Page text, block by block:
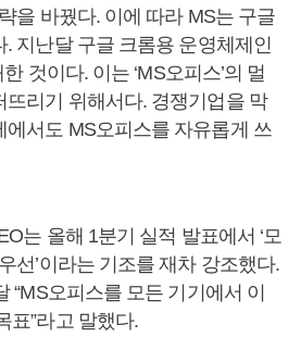
을 바꿨다. 이에 따라 MS는 구글
지난달 구글 크롬용 운영체제인
것이다. 이는 ‘MS오피스’의 멀
뜨리기 위해서다. 경쟁기업을 막
에서도 MS오피스를 자유롭게 쓰
는 올해 1분기 실적 발표에서 ‘모
선’이라는 기조를 재차 강조했다.
“MS오피스를 모든 기기에서 이
표”라고 말했다.